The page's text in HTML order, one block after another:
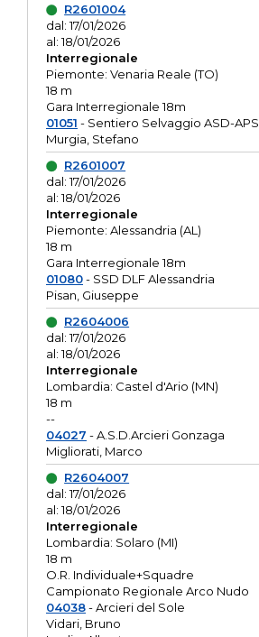
R2601004
dal: 17/01/2026
al: 18/01/2026
Interregionale
Piemonte: Venaria Reale (TO)
18 m
Gara Interregionale 18m
01051 - Sentiero Selvaggio ASD-APS
Murgia, Stefano
R2601007
dal: 17/01/2026
al: 18/01/2026
Interregionale
Piemonte: Alessandria (AL)
18 m
Gara Interregionale 18m
01080- SSD DLF Alessandria
Pisan, Giuseppe
R2604006
dal: 17/01/2026
al: 18/01/2026
Interregionale
Lombardia: Castel d'Ario (MN)
18 m
--
04027 - A.S.D.Arcieri Gonzaga
Migliorati, Marco
R2604007
dal: 17/01/2026
al: 18/01/2026
Interregionale
Lombardia: Solaro (MI)
18 m
O.R. Individuale+Squadre
Campionato Regionale Arco Nudo
04038- Arcieri del Sole
Vidari, Bruno